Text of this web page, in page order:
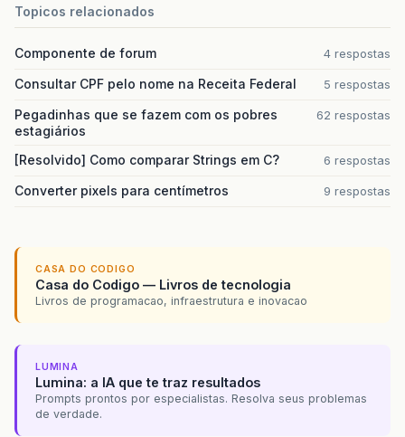
Topicos relacionados
Componente de forum 4 respostas
Consultar CPF pelo nome na Receita Federal 5 respostas
Pegadinhas que se fazem com os pobres
estagiários
62 respostas
[Resolvido] Como comparar Strings em C? 6 respostas
Converter pixels para centímetros 9 respostas
CASA DO CODIGO
Casa do Codigo — Livros de tecnologia
Livros de programacao, infraestrutura e inovacao
LUMINA
Lumina: a IA que te traz resultados
Prompts prontos por especialistas. Resolva seus problemas
de verdade.